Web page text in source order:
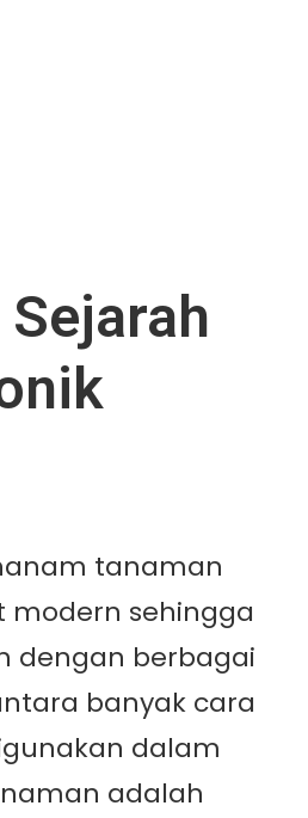
tanaman
modern sehingga
dengan berbagai
banyak cara
dalam
adalah